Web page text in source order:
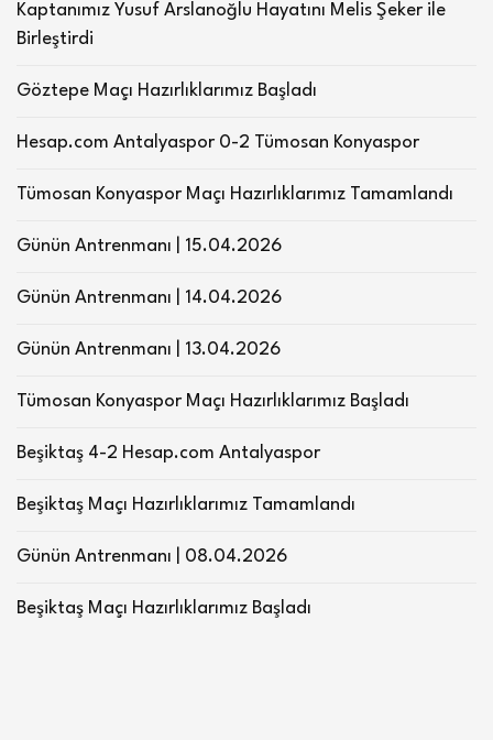
Kaptanımız Yusuf Arslanoğlu Hayatını Melis Şeker ile
Birleştirdi
Göztepe Maçı Hazırlıklarımız Başladı
Hesap.com Antalyaspor 0-2 Tümosan Konyaspor
Tümosan Konyaspor Maçı Hazırlıklarımız Tamamlandı
Günün Antrenmanı | 15.04.2026
Günün Antrenmanı | 14.04.2026
Günün Antrenmanı | 13.04.2026
Tümosan Konyaspor Maçı Hazırlıklarımız Başladı
Beşiktaş 4-2 Hesap.com Antalyaspor
Beşiktaş Maçı Hazırlıklarımız Tamamlandı
Günün Antrenmanı | 08.04.2026
Beşiktaş Maçı Hazırlıklarımız Başladı